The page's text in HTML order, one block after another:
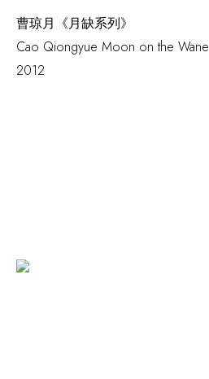
曹琼月《月缺系列》
Cao Qiongyue Moon on the Wane
2012